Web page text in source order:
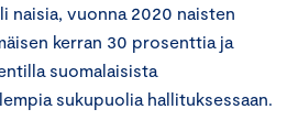
naisia, vuonna 2020 naisten
kerran 30 prosenttia ja
suomalaisista
sukupuolia hallituksessaan.